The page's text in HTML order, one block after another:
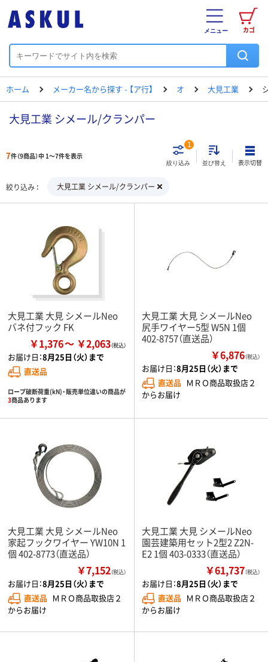
カゴ
メニュー
ホーム メーカー名から探す - 【ア行】 オ 大見工業
大見工業 シメール/クランパー
7件（9商品）中 1～7件を表示
絞り込み
1
並び替え 表示切替
絞り込み 大見工業 シメール/クランパー
大見工業 大見 シメールNeo
バネ付フック FK
￥1,376 ￥2,063
お届け日：8月25日（火）まで
直送品
ロープ破断荷重(kN)・販売単位違いの商品が
3商品あります
大見工業 大見 シメールNeo
尻手ワイヤー5型 W5N 1個
402-8757（直送品）
￥6,876（税込）
お届け日：8月25日（火）まで
直送品 ＭＲＯ商品取扱店２
からお届け
大見工業 大見 シメールNeo
家起フックワイヤー YW10N 1
個 402-8773（直送品）
￥7,152（税込）
お届け日：8月25日（火）まで
直送品 ＭＲＯ商品取扱店２
からお届け
大見工業 大見 シメールNeo
園芸建築用セット2型2 Z2N-
E2 1個 403-0333（直送品）
￥61,737（税込）
お届け日：8月25日（火）まで
直送品 ＭＲＯ商品取扱店２
からお届け